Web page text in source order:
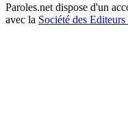
Paroles.net dispose d'un
avec la Société des